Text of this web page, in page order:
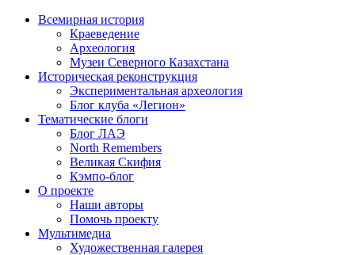
Всемирная история
Краеведение
Археология
Музеи Северного Казахстана
Историческая реконструкция
Экспериментальная археология
Блог клуба «Легион»
Тематические блоги
Блог ЛАЭ
North Remembers
Великая Скифия
Кэмпо-блог
О проекте
Наши авторы
Помочь проекту
Мультимедиа
Художественная галерея